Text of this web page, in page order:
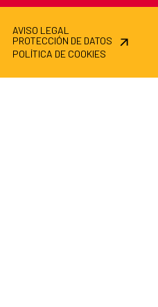
AVISO LEGAL
PROTECCIÓN DE DATOS
POLÍTICA DE COOKIES